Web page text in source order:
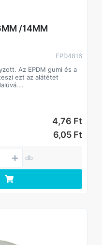
/14MM
EPD4816
Az EPDM gumi és a
ezt az alátétet
acél
4,76 Ft
6,05 Ft
db